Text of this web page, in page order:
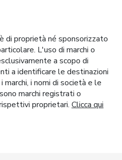
di proprietà né sponsorizzato
L'uso di marchi o
a scopo di
a identificare le destinazioni
i nomi di società e le
marchi registrati o
proprietari. Clicca qui